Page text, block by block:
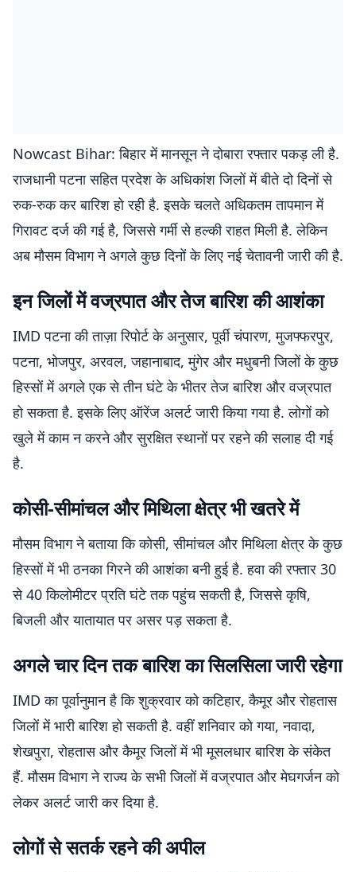
Nowcast Bihar: बिहार में मानसून ने दोबारा रफ्तार पकड़ ली है.
राजधानी पटना सहित प्रदेश के अधिकांश जिलों में बीते दो दिनों से
रुक-रुक कर बारिश हो रही है. इसके चलते अधिकतम तापमान में
गिरावट दर्ज की गई है, जिससे गर्मी से हल्की राहत मिली है. लेकिन
अब मौसम विभाग ने अगले कुछ दिनों के लिए नई चेतावनी जारी की है.
इन जिलों में वज्रपात और तेज बारिश की आशंका
IMD पटना की ताज़ा रिपोर्ट के अनुसार, पूर्वी चंपारण, मुजफ्फरपुर,
पटना, भोजपुर, अरवल, जहानाबाद, मुंगेर और मधुबनी जिलों के कुछ
हिस्सों में अगले एक से तीन घंटे के भीतर तेज बारिश और वज्रपात
हो सकता है. इसके लिए ऑरेंज अलर्ट जारी किया गया है. लोगों को
खुले में काम न करने और सुरक्षित स्थानों पर रहने की सलाह दी गई
है.
कोसी-सीमांचल और मिथिला क्षेत्र भी खतरे में
मौसम विभाग ने बताया कि कोसी, सीमांचल और मिथिला क्षेत्र के कुछ
हिस्सों में भी ठनका गिरने की आशंका बनी हुई है. हवा की रफ्तार 30
से 40 किलोमीटर प्रति घंटे तक पहुंच सकती है, जिससे कृषि,
बिजली और यातायात पर असर पड़ सकता है.
अगले चार दिन तक बारिश का सिलसिला जारी रहेगा
IMD का पूर्वानुमान है कि शुक्रवार को कटिहार, कैमूर और रोहतास
जिलों में भारी बारिश हो सकती है. वहीं शनिवार को गया, नवादा,
शेखपुरा, रोहतास और कैमूर जिलों में भी मूसलधार बारिश के संकेत
हैं. मौसम विभाग ने राज्य के सभी जिलों में वज्रपात और मेघगर्जन को
लेकर अलर्ट जारी कर दिया है.
लोगों से सतर्क रहने की अपील